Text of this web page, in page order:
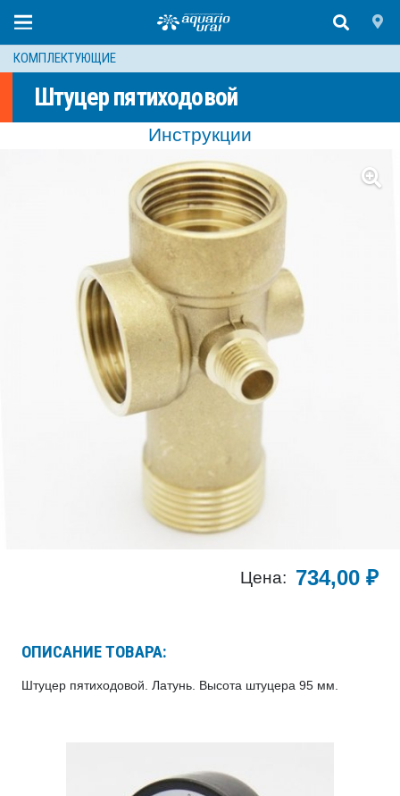
КОМПЛЕКТУЮЩИЕ
Штуцер пятиходовой
Инструкции
Цена: 734,00 ₽
ОПИСАНИЕ ТОВАРА:
Штуцер пятиходовой. Латунь. Высота штуцера 95 мм.